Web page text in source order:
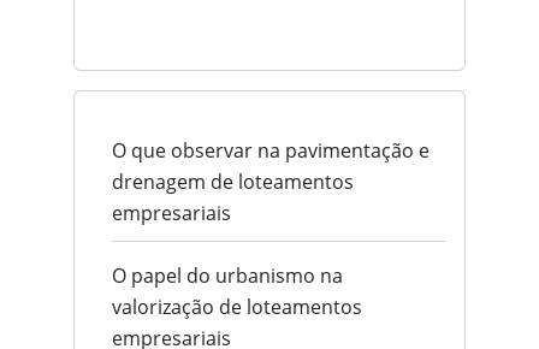
O que observar na pavimentação e
drenagem de loteamentos
empresariais
O papel do urbanismo na
valorização de loteamentos
empresariais